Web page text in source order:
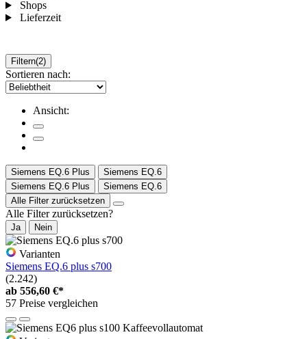
Shops
Lieferzeit
Filtern(2)
Sortieren nach:
Ansicht:
Siemens EQ.6 Plus
Siemens EQ.6
Siemens EQ.6 Plus
Siemens EQ.6
Alle Filter zurücksetzen
Alle Filter zurücksetzen?
Ja Nein
Varianten
Siemens EQ.6 plus s700
(2.242)
ab 556,60 €*
57 Preise vergleichen